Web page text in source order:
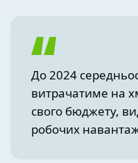
До 2024
витрачатиме на
свого бюджету,
робочих